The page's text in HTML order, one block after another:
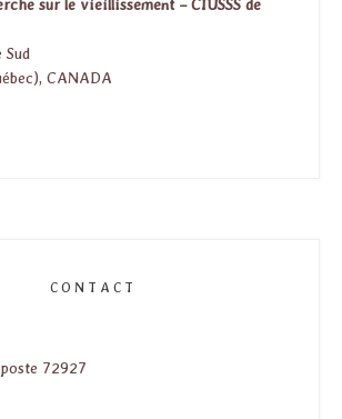
sur le vieillissement – CIUSSS de
Sud
CANADA
CONTACT
72927